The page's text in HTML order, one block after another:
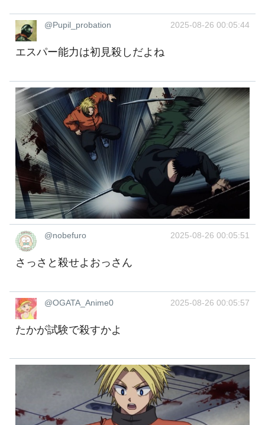
@Pupil_probation 2025-08-26 00:05:44
エスパー能力は初見殺しだよね
@nobefuro 2025-08-26 00:05:51
さっさと殺せよおっさん
@OGATA_Anime0 2025-08-26 00:05:57
たかが試験で殺すかよ